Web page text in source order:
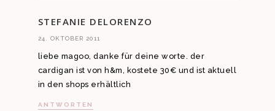
STEFANIE DELORENZO
24. OKTOBER 2011
liebe magoo, danke für deine worte. der
cardigan ist von h&m, kostete 30€ und ist aktuell
in den shops erhältlich
ANTWORTEN